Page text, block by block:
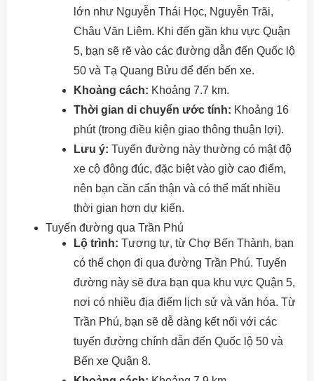
lớn như Nguyễn Thái Học, Nguyễn Trãi,
Châu Văn Liêm. Khi đến gần khu vực Quận
5, bạn sẽ rẽ vào các đường dẫn đến Quốc lộ
50 và Tạ Quang Bửu để đến bến xe.
Khoảng cách: Khoảng 7.7 km.
Thời gian di chuyển ước tính: Khoảng 16
phút (trong điều kiện giao thông thuận lợi).
Lưu ý: Tuyến đường này thường có mật độ
xe cộ đông đúc, đặc biệt vào giờ cao điểm,
nên bạn cần cẩn thận và có thể mất nhiều
thời gian hơn dự kiến.
Tuyến đường qua Trần Phú
Lộ trình: Tương tự, từ Chợ Bến Thành, bạn
có thể chọn đi qua đường Trần Phú. Tuyến
đường này sẽ đưa bạn qua khu vực Quận 5,
nơi có nhiều địa điểm lịch sử và văn hóa. Từ
Trần Phú, bạn sẽ dễ dàng kết nối với các
tuyến đường chính dẫn đến Quốc lộ 50 và
Bến xe Quận 8.